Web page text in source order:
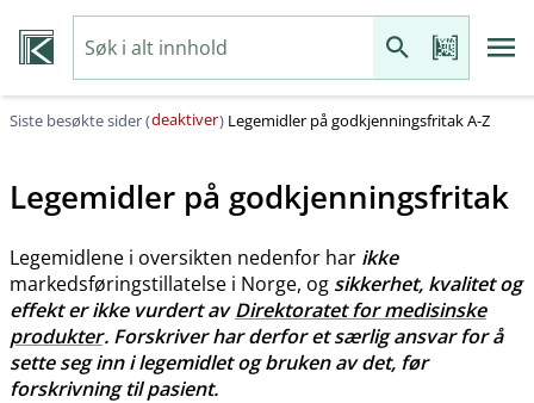
Siste besøkte sider (deaktiver) Legemidler på godkjenningsfritak A-Z
Legemidler på godkjenningsfritak
Legemidlene i oversikten nedenfor har ikke
markedsføringstillatelse i Norge, og sikkerhet, kvalitet og
effekt er ikke vurdert avDirektoratet for medisinske
produkter. Forskriver har derfor et særlig ansvar for å
sette seg inn i legemidlet og bruken av det, før
forskrivning til pasient.